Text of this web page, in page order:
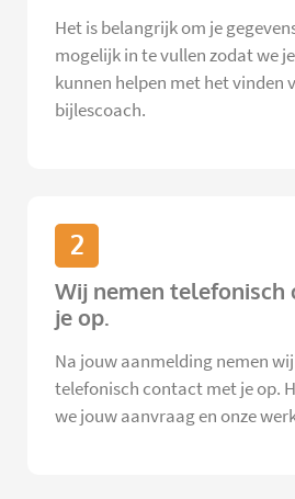
Het is belangrijk om je
mogelijk in te vullen zodat we
kunnen helpen met het vinden
bijlescoach.
2
Wij nemen telefonisch
je op.
Na jouw aanmelding nemen
telefonisch contact met je op.
we jouw aanvraag en onze